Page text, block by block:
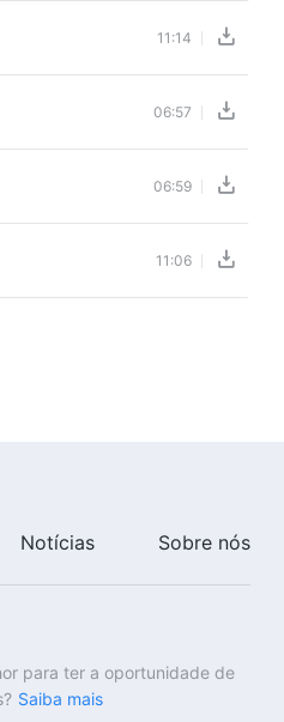
11:14
06:57
06:59
11:06
Notícias Sobre nós
para ter a oportunidade de
Saiba mais